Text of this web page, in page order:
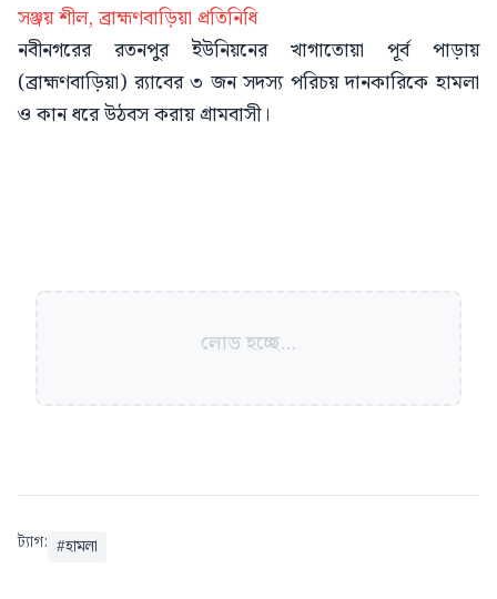
সঞ্জয় শীল, ব্রাহ্মণবাড়িয়া প্রতিনিধি
নবীনগরের রতনপুর ইউনিয়নের খাগাতোয়া পূর্ব পাড়ায়
(ব্রাহ্মণবাড়িয়া) র‌্যাবের ৩ জন সদস্য পরিচয় দানকারিকে হামলা
ও কান ধরে উঠবস করায় গ্রামবাসী।
লোড হচ্ছে...
ট্যাগ: #হামলা